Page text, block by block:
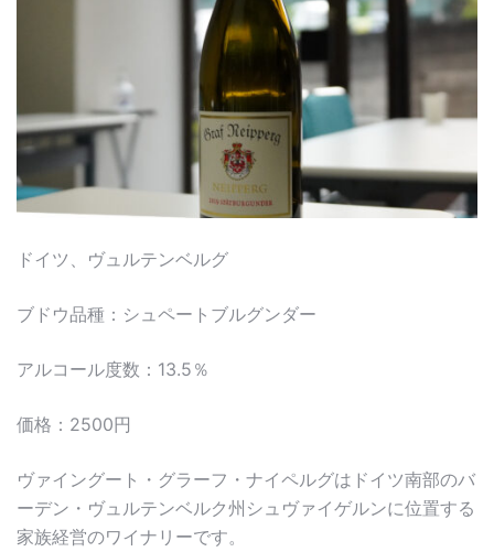
ドイツ、ヴュルテンベルグ
ブドウ品種：シュペートブルグンダー
アルコール度数：13.5％
価格：2500円
ヴァイングート・グラーフ・ナイペルグはドイツ南部のバ
ーデン・ヴュルテンベルク州シュヴァイゲルンに位置する
家族経営のワイナリーです。